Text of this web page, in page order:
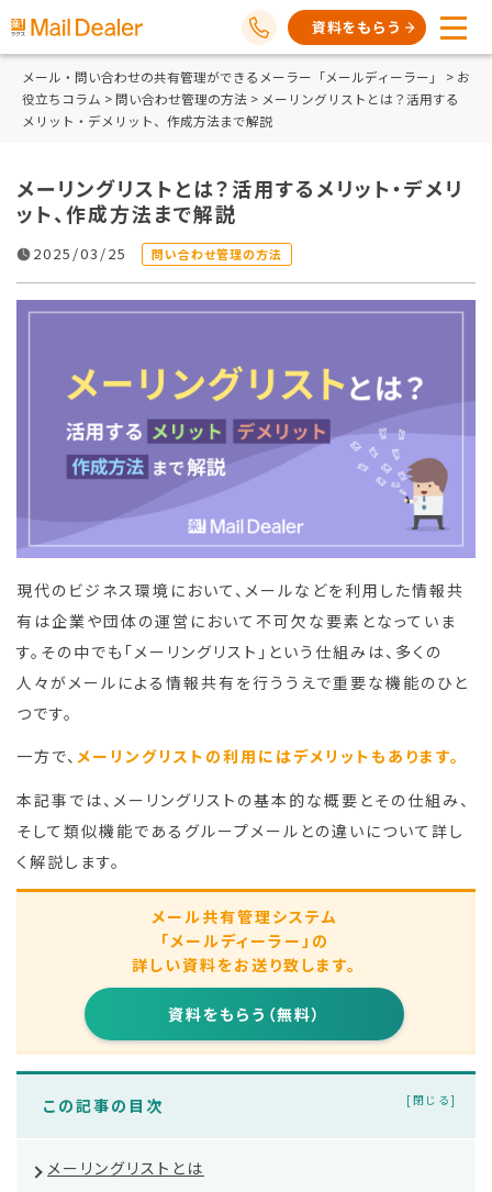
資料をもらう
メール・問い合わせの共有管理ができるメーラー「メールディーラー」 > お
役立ちコラム > 問い合わせ管理の方法 > メーリングリストとは？活用する
メリット・デメリット、作成方法まで解説
メーリングリストとは？活用するメリット・デメリ
ット、作成方法まで解説
2025/03/25 問い合わせ管理の方法
現代のビジネス環境において、メールなどを利用した情報共
有は企業や団体の運営において不可欠な要素となっていま
す。その中でも「メーリングリスト」という仕組みは、多くの
人々がメールによる情報共有を行ううえで重要な機能のひと
つです。
一方で、 メーリングリストの利用にはデメリットもあります。
本記事では、メーリングリストの基本的な概要とその仕組み、
そして類似機能であるグループメールとの違いについて詳し
く解説します。
メール共有管理システム
「メールディーラー」の
詳しい資料をお送り致します。
資料をもらう（無料）
この記事の目次
メーリングリストとは